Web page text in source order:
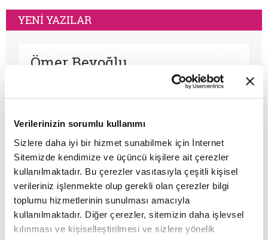
Verilerinizin sorumlu kullanımı
Sizlere daha iyi bir hizmet sunabilmek için İnternet
Sitemizde kendimize ve üçüncü kişilere ait çerezler
kullanılmaktadır. Bu çerezler vasıtasıyla çeşitli kişisel
verileriniz işlenmekte olup gerekli olan çerezler bilgi
toplumu hizmetlerinin sunulması amacıyla
kullanılmaktadır. Diğer çerezler, sitemizin daha işlevsel
kılınması ve kişiselleştirilmesi ve sizlere yönelik
YENİ YAZILAR
Ömer Beyoğlu
Mesih düşüncesi, tarihin akışına
müdahale arzusu olarak güçlü bir
enerjinin bir bekleme sosyolojisine
dönüşmesi toplumsal bir çürümeyi ve
tehlikeli bir apokaliptizmi tetikler.
Dünyayı bir bekleme odasına çeviren
her tasavvur, şimdiyi ve insan iradesini
değersizleştirir.
Mustafa B. Bozkurt
Osmanlı makamları 1500’lerin başından
1700’lere kadar muhtelif kıyametçi
hareketlerle karşılaşmış, bunları her
zamanki pragmatik tavrı ile çözmeyi
başarmıştır. Bu devrin, özellikle 1590 ve